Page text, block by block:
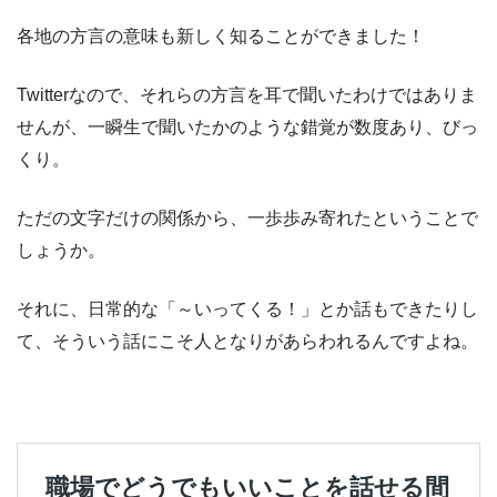
各地の方言の意味も新しく知ることができました！
Twitterなので、それらの方言を耳で聞いたわけではありま
せんが、一瞬生で聞いたかのような錯覚が数度あり、びっ
くり。
ただの文字だけの関係から、一歩歩み寄れたということで
しょうか。
それに、日常的な「～いってくる！」とか話もできたりし
て、そういう話にこそ人となりがあらわれるんですよね。